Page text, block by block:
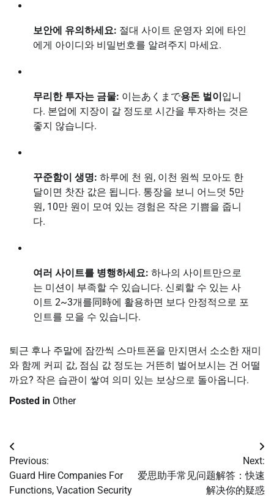
보안에 유의하세요: 절대 사이트 운영자 외에 타인
에게 아이디와 비밀번호를 알려주지 마세요.
무리한 투자는 금물: 이는あくまで용돈 벌이입니
다. 본업에 지장이 갈 정도로 시간을 투자하는 것은
좋지 않습니다.
꾸준함이 생명: 하루에 천 원, 이천 원씩 모아도 한
달이면 찻잔 값은 됩니다. 통장을 보니 어느덧 5만
원, 10만 원이 모여 있는 경험은 작은 기쁨을 줍니
다.
여러 사이트를 병행하세요: 하나의 사이트만으로
는 미션이 부족할 수 있습니다. 신뢰할 수 있는 사
이트 2~3개를同時에 활용하면 보다 안정적으로 포
인트를 모을 수 있습니다.
퇴근 후나 주말에 잠깐씩 스마트폰을 만지면서 소소한 재미
와 함께 커피 값, 점심 값 정도는 거뜬히 벌어보시는 건 어떨
까요? 작은 습관이 쌓여 의미 있는 보상으로 돌아옵니다.
Posted in Other
Post
navigation
Previous:
Guard Hire Companies For
Functions, Vacation Security
Next:
爱思助手常见问题解答：快速
解决你的疑惑